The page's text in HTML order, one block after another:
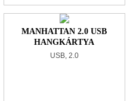
MANHATTAN 2.0 USB
HANGKÁRTYA
USB, 2.0